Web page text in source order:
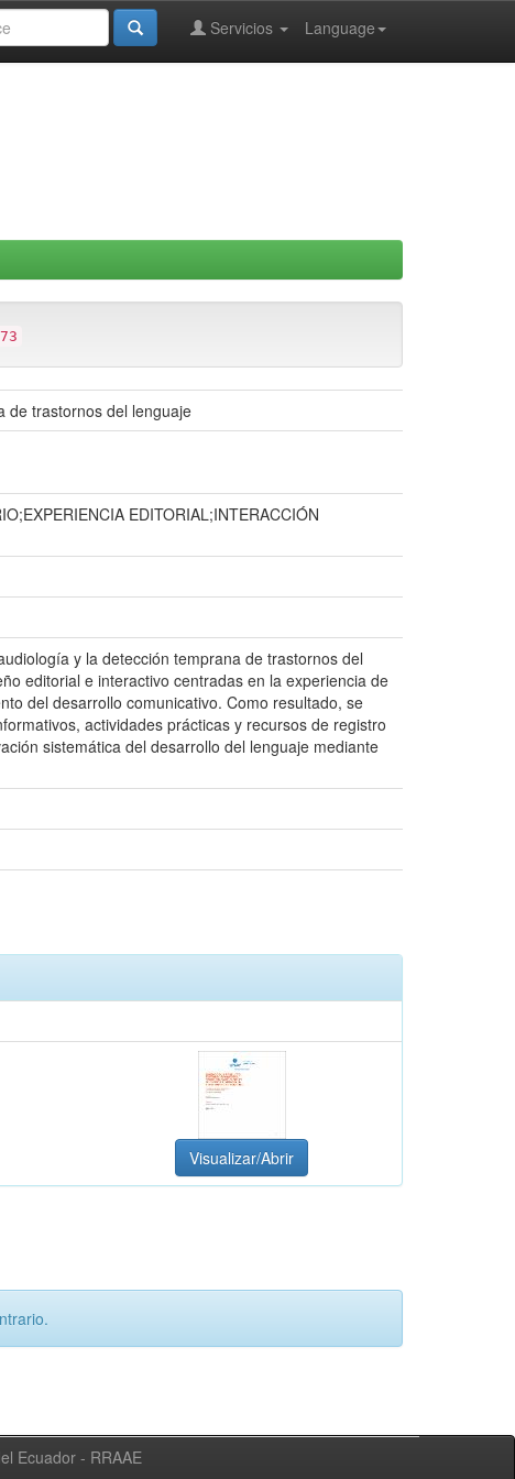
Language
Servicios
de trastornos del lenguaje
EDITORIAL;INTERACCIÓN
y la detección temprana de trastornos del
editorial e interactivo centradas en la experiencia de
del desarrollo comunicativo. Como resultado, se
actividades prácticas y recursos de registro
sistemática del desarrollo del lenguaje mediante
Visualizar/Abrir
Ecuador - RRAAE